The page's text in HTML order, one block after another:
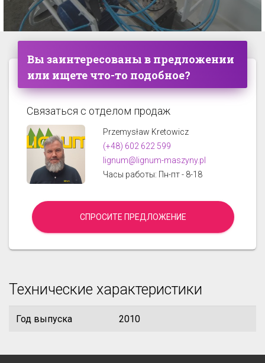
Вы заинтересованы в предложении
или ищете что-то подобное?
Связаться с отделом продаж
Przemysław Kretowicz
(+48) 602 622 599
lignum@lignum-maszyny.pl
Часы работы: Пн-пт - 8-18
СПРОСИТЕ ПРЕДЛОЖЕНИЕ
Технические характеристики
Год выпуска 2010